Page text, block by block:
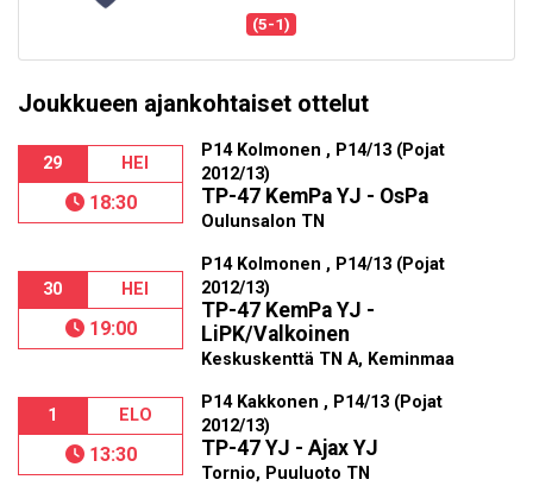
(5-1)
Joukkueen ajankohtaiset ottelut
29 HEI
18:30
P14 Kolmonen , P14/13 (Pojat
2012/13)
TP-47 KemPa YJ - OsPa
Oulunsalon TN
30 HEI
19:00
P14 Kolmonen , P14/13 (Pojat
2012/13)
TP-47 KemPa YJ -
LiPK/Valkoinen
Keskuskenttä TN A, Keminmaa
1 ELO
13:30
P14 Kakkonen , P14/13 (Pojat
2012/13)
TP-47 YJ - Ajax YJ
Tornio, Puuluoto TN